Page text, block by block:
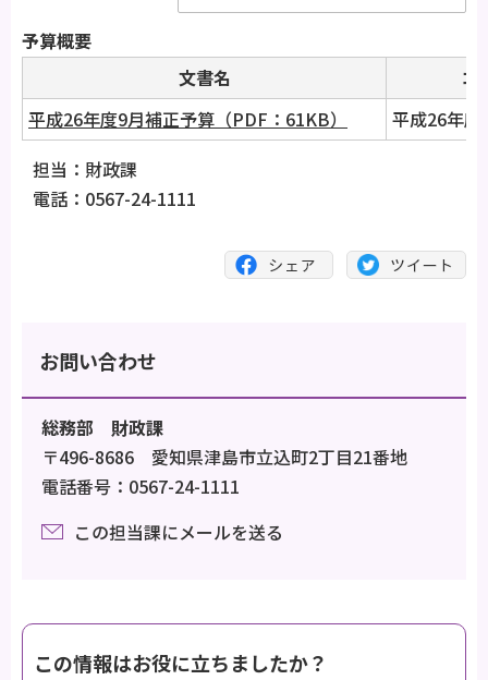
予算概要
文書名
コ
平成26年度9月補正予算（PDF：61KB）
平成26年度
担当：財政課
電話：0567-24-1111
お問い合わせ
総務部 財政課
〒496-8686 愛知県津島市立込町2丁目21番地
電話番号：0567-24-1111
この担当課にメールを送る
この情報はお役に立ちましたか？